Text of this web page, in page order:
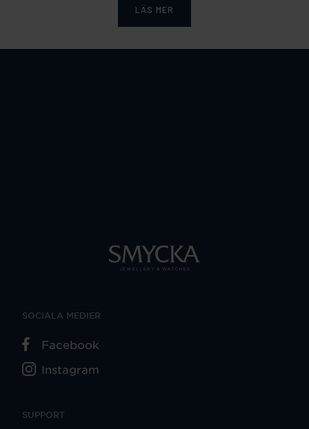
LÄS MER
SUPPORT
SOCIALA MEDIER
Facebook
Instagram